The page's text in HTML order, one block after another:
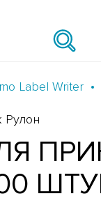
Label Writer
Рулон